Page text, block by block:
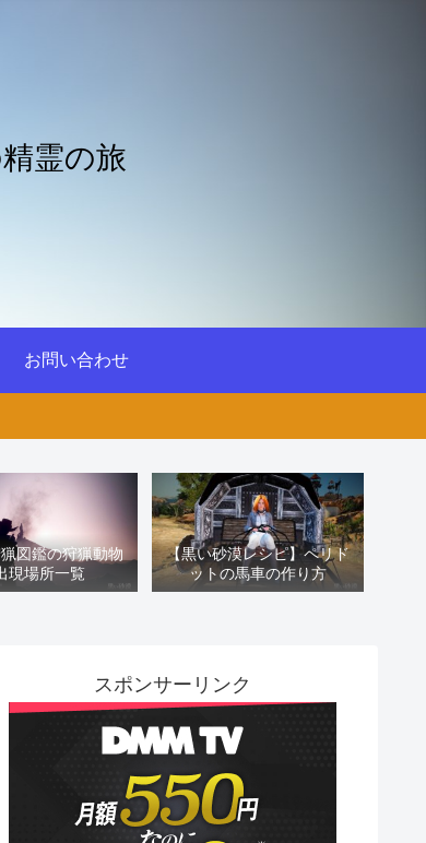
霊の旅
お問い合わせ
図鑑の狩猟動物
現場所一覧
【黒い砂漠レシピ】ペリド
ットの馬車の作り方
スポンサーリンク